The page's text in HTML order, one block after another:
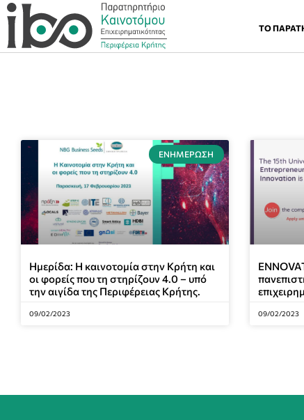
ΤΟ
ΕΝΗΜΈΡΩΣΗ
Ημερίδα: Η καινοτομία στην Κρήτη και
οι φορείς που τη στηρίζουν 4.0 – υπό
την αιγίδα της Περιφέρειας Κρήτης.
09/02/2023 09/02/2023